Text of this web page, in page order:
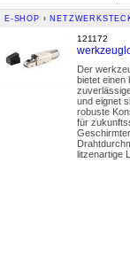
E-SHOP ›
121172
Der
bietet einen
und eignet
robuste
für
litzenartige